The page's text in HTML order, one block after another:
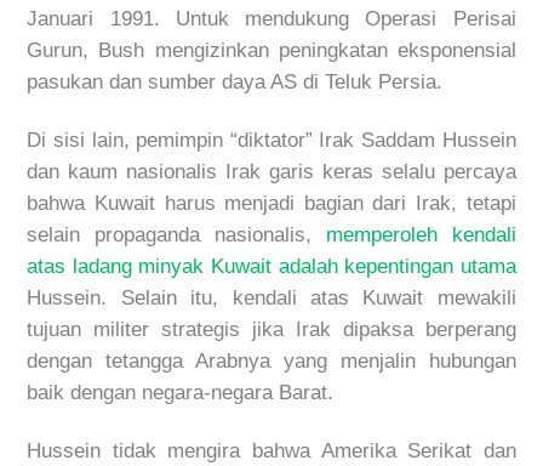
Januari 1991. Untuk mendukung Operasi Perisai
Gurun, Bush mengizinkan peningkatan eksponensial
pasukan dan sumber daya AS di Teluk Persia.
Di sisi lain, pemimpin “diktator” Irak Saddam Hussein
dan kaum nasionalis Irak garis keras selalu percaya
bahwa Kuwait harus menjadi bagian dari Irak, tetapi
selain propaganda nasionalis, memperoleh kendali
atas ladang minyak Kuwait adalah kepentingan utama
Hussein. Selain itu, kendali atas Kuwait mewakili
tujuan militer strategis jika Irak dipaksa berperang
dengan tetangga Arabnya yang menjalin hubungan
baik dengan negara-negara Barat.
Hussein tidak mengira bahwa Amerika Serikat dan